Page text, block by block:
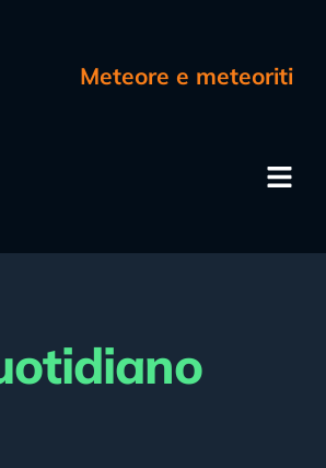
Meteore e meteoriti